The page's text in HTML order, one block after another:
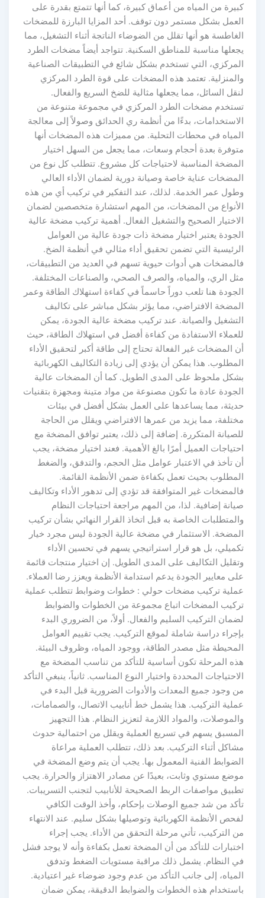
كبيرة من المياه من أعماق كبيرة، كما أنها تتمتع بقدرة على
العمل بشكل مستمر دون توقف. أحد المزايا البارزة للمضخات
الغاطسة هو أنها تقلل من الضوضاء الناتجة أثناء التشغيل، مما
يجعلها مناسبة للمناطق السكنية. تتواجد أيضاً مضخات الطرد
المركزي، التي تستخدم بشكل شائع في التطبيقات الصناعية
والمنزلية. تعتمد هذه المضخات على قوة الطرد المركزي
لنقل السائل، مما يجعلها مثالية للضخ السريع والفعال.
تستخدم مضخات الطرد المركزي في مجموعة متنوعة من
الاستخدامات، بدءًا من أنظمة ري الحدائق وصولاً إلى معالجة
المياه في محطات التحلية. من مميزات هذه المضخات أنها
متوفرة بعدة أحجام وسعات، مما يجعل من السهل اختيار
المضخة المناسبة لاحتياجات كل مشروع. تتطلب كل نوع من
المضخات عناية خاصة وصيانة دورية لضمان الأداء العالي
وطول عمر الخدمة. لذلك، عند التفكير في تركيب أي من هذه
الأنواع من المضخات، من المهم استشارة متخصصين لضمان
الاختيار الصحيح والتشغيل الفعال. أهمية تركيب مضخة عالية
الجودة يعتبر اختيار مضخة ذات جودة عالية من العوامل
الرئيسية التي تضمن تحقيق أداء مثالي في أنظمة الضخ.
فالمضخات هي أدوات حيوية تسهم في العديد من التطبيقات،
مثل الري، والمياه، والصرف الصحي، والصناعات المختلفة.
الجودة هنا تلعب دوراً حاسماً في كفاءة استهلاك الطاقة وعمر
المضخة الافتراضي، مما يؤثر بشكل مباشر على تكاليف
التشغيل والصيانة. عند تركيب مضخة عالية الجودة، يمكن
للعملاء الاستفادة من كفاءة أفضل في استهلاك الطاقة، حيث
أن المضخات غير الفعالة تحتاج إلى طاقة أكبر لتحقيق الأداء
المطلوب. هذا يمكن أن يؤدي إلى زيادة التكاليف الكهربائية
بشكل ملحوظ على المدى الطويل. كما أن المضخات عالية
الجودة عادة ما تكون مصنوعة من مواد متينة ومجهزة بتقنيات
حديثة، مما يساعدها على العمل بشكل أفضل في بيئات
مختلفة، مما يزيد من عمرها الافتراضي ويقلل من الحاجة
للصيانة المتكررة. إضافة إلى ذلك، يعتبر توافق المضخة مع
احتياجات العميل أمرًا بالغ الأهمية. فعند اختيار مضخة، يجب
أن تأخذ في الاعتبار عوامل مثل الحجم، والتدفق، والضغط
المطلوب بحيث تعمل بكفاءة ضمن الأنظمة القائمة.
فالمضخات غير المتوافقة قد تؤدي إلى تدهور الأداء وتكاليف
صيانة إضافية. لذا، من المهم مراجعة احتياجات النظام
والمتطلبات الخاصة به قبل اتخاذ القرار النهائي بشأن تركيب
المضخة. الاستثمار في مضخة عالية الجودة ليس مجرد خيار
تكميلي، بل هو قرار استراتيجي يسهم في تحسين الأداء
وتقليل التكاليف على المدى الطويل. إن اختيار منتجات قائمة
على معايير الجودة يدعم استدامة الأنظمة ويعزز رضا العملاء.
عملية تركيب مضخات حولي : خطوات وضوابط تتطلب عملية
تركيب المضخات اتباع مجموعة من الخطوات والضوابط
لضمان التركيب السليم والفعال. أولاً، من الضروري البدء
بإجراء دراسة شاملة لموقع التركيب. يجب تقييم العوامل
المحيطة مثل مصدر الطاقة، ووجود المياه، وظروف البيئة.
هذه المرحلة تكون أساسية للتأكد من تناسب المضخة مع
الاحتياجات المحددة واختيار النوع المناسب. ثانياً، ينبغي التأكد
من وجود جميع المعدات والأدوات الضرورية قبل البدء في
عملية التركيب. هذا يشمل خط أنابيب الاتصال، والصمامات،
والموصلات، والمواد اللازمة لتعزيز النظام. هذا التجهيز
المسبق يسهم في تسريع العملية ويقلل من احتمالية حدوث
مشاكل أثناء التركيب. بعد ذلك، تتطلب العملية مراعاة
الضوابط الفنية المعمول بها. يجب أن يتم وضع المضخة في
موضع مستوي وثابت، بعيدًا عن مصادر الاهتزاز والحرارة. يجب
تطبيق مواصفات الربط الصحيحة للأنابيب لتجنب التسريبات.
تأكد من شد جميع الوصلات بإحكام، وأخذ الوقت الكافي
لفحص الأنظمة الكهربائية وتوصيلها بشكل سليم. عند الانتهاء
من التركيب، تأتي مرحلة التحقق من الأداء. يجب إجراء
اختبارات للتأكد من أن المضخة تعمل بكفاءة وأنه لا يوجد فشل
في النظام. يشمل ذلك مراقبة مستويات الضغط وتدفق
المياه، إلى جانب التأكد من عدم وجود ضوضاء غير اعتيادية.
باستخدام هذه الخطوات والضوابط الدقيقة، يمكن ضمان